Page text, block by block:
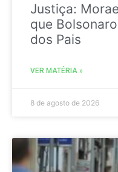
Justiça:
que
dos Pais
VER MATÉRIA »
8 de agosto de 2026